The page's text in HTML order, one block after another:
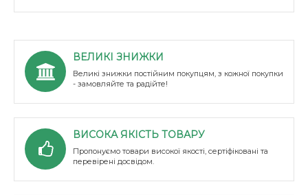
ВЕЛИКІ ЗНИЖКИ
Великі знижки постійним покупцям, з кожної покупки
- замовляйте та радійте!
ВИСОКА ЯКІСТЬ ТОВАРУ
Пропонуємо товари високої якості, сертіфіковані та
перевірені досвідом.